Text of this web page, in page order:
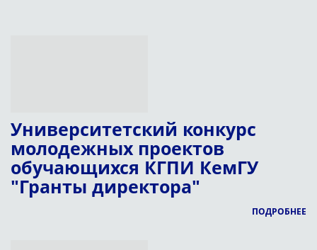
Университетский конкурс
молодежных проектов
обучающихся КГПИ КемГУ
"Гранты директора"
ПОДРОБНЕЕ